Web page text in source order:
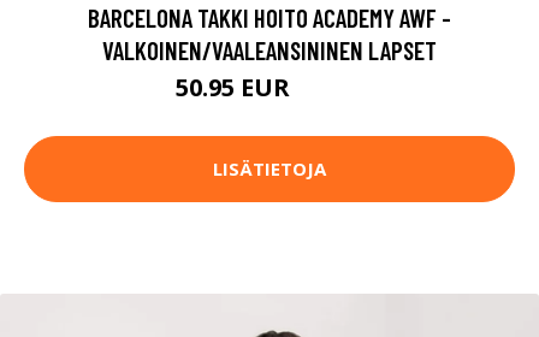
BARCELONA TAKKI HOITO ACADEMY AWF -
VALKOINEN/VAALEANSININEN LAPSET
50.95 EUR
LISÄTIETOJA